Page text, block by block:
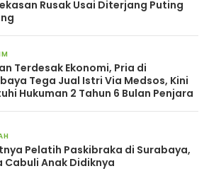
Rusak Usai Diterjang Puting
Terdesak Ekonomi, Pria di
Tega Jual Istri Via Medsos, Kini
Hukuman 2 Tahun 6 Bulan Penjara
Pelatih Paskibraka di Surabaya,
Cabuli Anak Didiknya